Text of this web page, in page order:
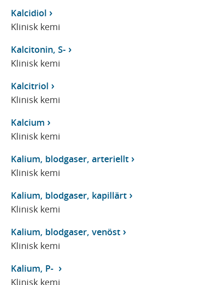
Kalcidiol
Klinisk kemi
Kalcitonin, S-
Klinisk kemi
Kalcitriol
Klinisk kemi
Kalcium
Klinisk kemi
Kalium, blodgaser, arteriellt
Klinisk kemi
Kalium, blodgaser, kapillärt
Klinisk kemi
Kalium, blodgaser, venöst
Klinisk kemi
Kalium, P-
Klinisk kemi